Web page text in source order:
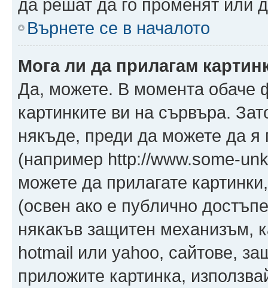
да решат да го променят или
Върнете се в началото
Мога ли да прилагам
Да, можете. В момента обаче
картинките ви на сървъра.
някъде, преди да можете да
(например http://www.some-
можете да прилагате
(освен ако е публично
някакъв защитен механизъм,
hotmail или yahoo, сайтове,
приложите картинка,